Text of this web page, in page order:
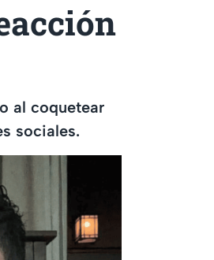
al coquetear
sociales.